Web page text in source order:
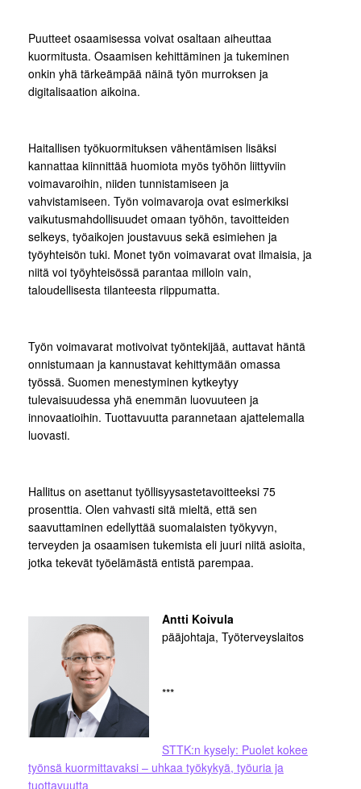
Puutteet osaamisessa voivat osaltaan aiheuttaa
kuormitusta. Osaamisen kehittäminen ja tukeminen
onkin yhä tärkeämpää näinä työn murroksen ja
digitalisaation aikoina.
Haitallisen työkuormituksen vähentämisen lisäksi
kannattaa kiinnittää huomiota myös työhön liittyviin
voimavaroihin, niiden tunnistamiseen ja
vahvistamiseen. Työn voimavaroja ovat esimerkiksi
vaikutusmahdollisuudet omaan työhön, tavoitteiden
selkeys, työaikojen joustavuus sekä esimiehen ja
työyhteisön tuki. Monet työn voimavarat ovat ilmaisia, ja
niitä voi työyhteisössä parantaa milloin vain,
taloudellisesta tilanteesta riippumatta.
Työn voimavarat motivoivat työntekijää, auttavat häntä
onnistumaan ja kannustavat kehittymään omassa
työssä. Suomen menestyminen kytkeytyy
tulevaisuudessa yhä enemmän luovuuteen ja
innovaatioihin. Tuottavuutta parannetaan ajattelemalla
luovasti.
Hallitus on asettanut työllisyysastetavoitteeksi 75
prosenttia. Olen vahvasti sitä mieltä, että sen
saavuttaminen edellyttää suomalaisten työkyvyn,
terveyden ja osaamisen tukemista eli juuri niitä asioita,
jotka tekevät työelämästä entistä parempaa.
Antti Koivula
pääjohtaja, Työterveyslaitos
***
STTK:n kysely: Puolet kokee
työnsä kuormittavaksi – uhkaa työkykyä, työuria ja
tuottavuutta